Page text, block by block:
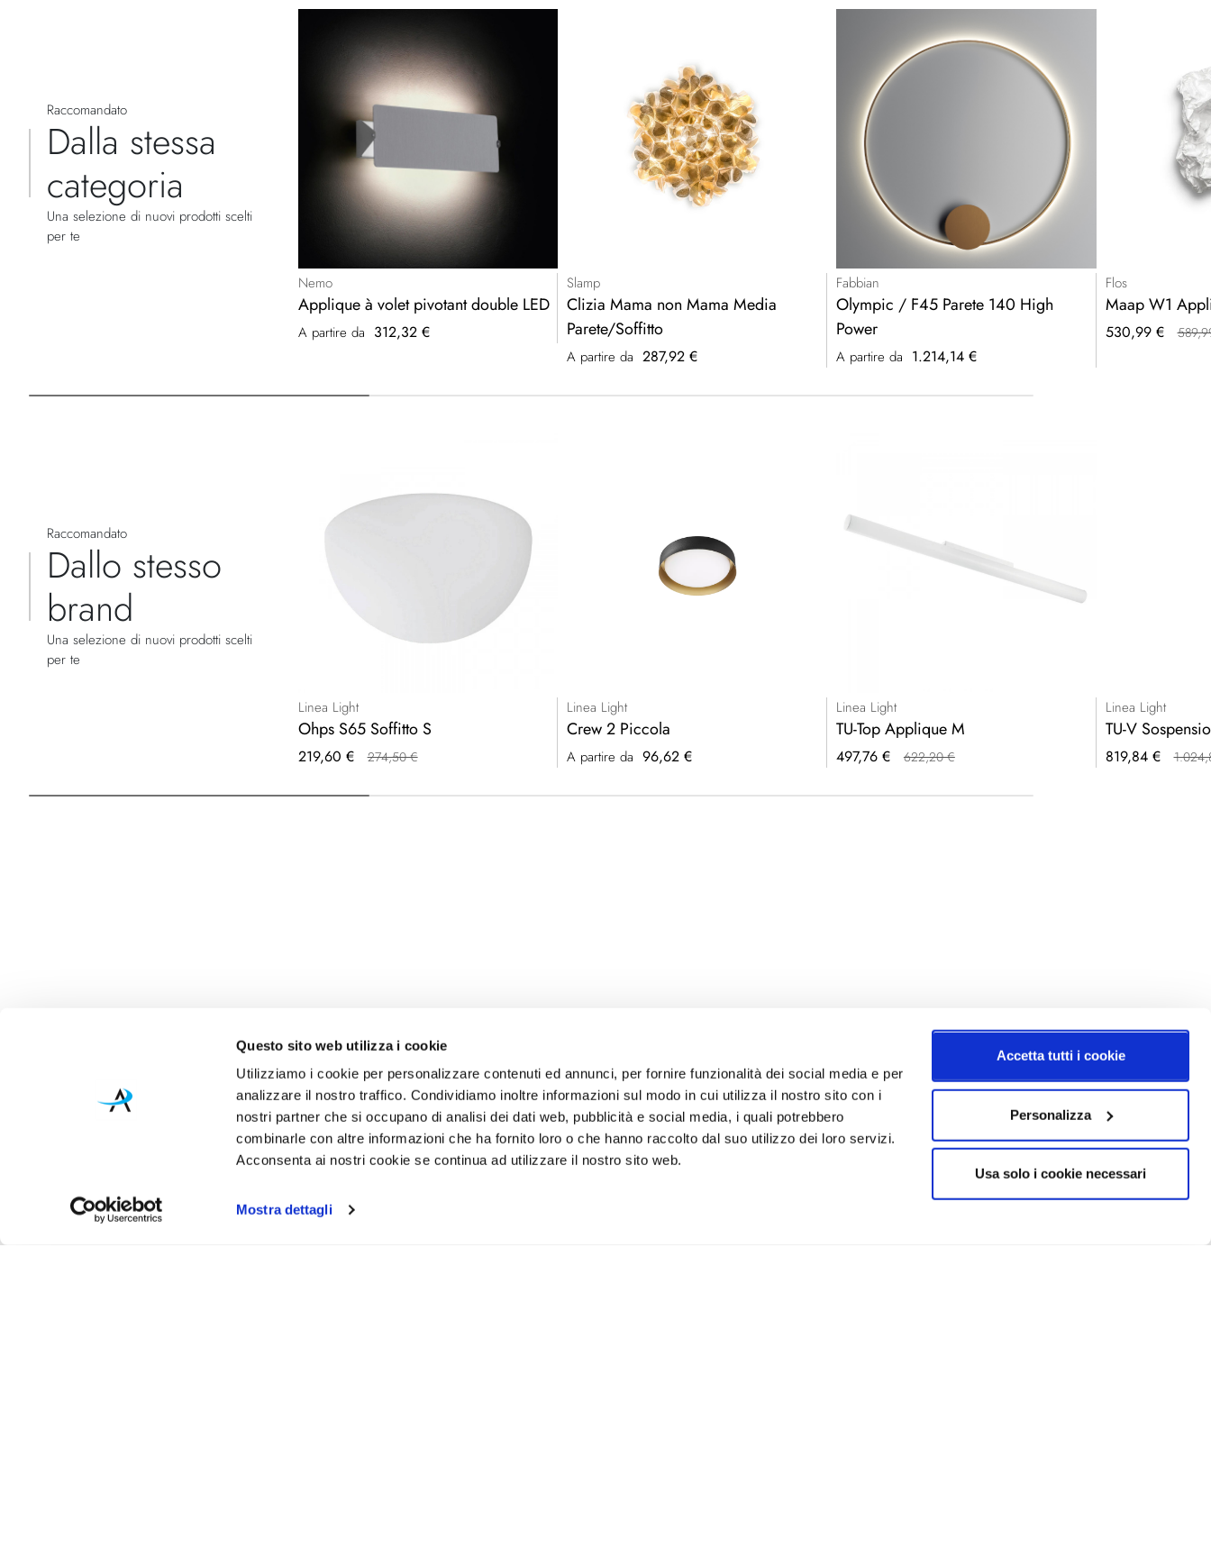
Questo sito web utilizza i cookie
Utilizziamo i cookie per personalizzare contenuti ed annunci, per fornire funzionalità dei social media e per
analizzare il nostro traffico. Condividiamo inoltre informazioni sul modo in cui utilizza il nostro sito con i
nostri partner che si occupano di analisi dei dati web, pubblicità e social media, i quali potrebbero
combinarle con altre informazioni che ha fornito loro o che hanno raccolto dal suo utilizzo dei loro servizi.
Acconsenta ai nostri cookie se continua ad utilizzare il nostro sito web.
Mostra dettagli
Accetta tutti i cookie
Personalizza
Usa solo i cookie necessari
Raccomandato
Dalla stessa
categoria
Una selezione di nuovi prodotti scelti
per te
Nemo
Applique à volet pivotant double LED
A partire da 312,32 €
Slamp
Clizia Mama non Mama Media
Parete/Soffitto
A partire da 287,92 €
Fabbian
Olympic / F45 Parete 140 High
Power
A partire da 1.214,14 €
Flos
Maap W1
Prezzo
530,99 €
Raccomandato
Dallo stesso
brand
Una selezione di nuovi prodotti scelti
per te
Linea Light
Ohps S65 Soffitto S
Prezzo
219,60 € 274,50 €
Linea Light
Crew 2 Piccola
A partire da 96,62 €
Linea Light
TU-Top Applique M
Prezzo
497,76 € 622,20 €
Linea Light
TU-V
Prezzo
819,84 €